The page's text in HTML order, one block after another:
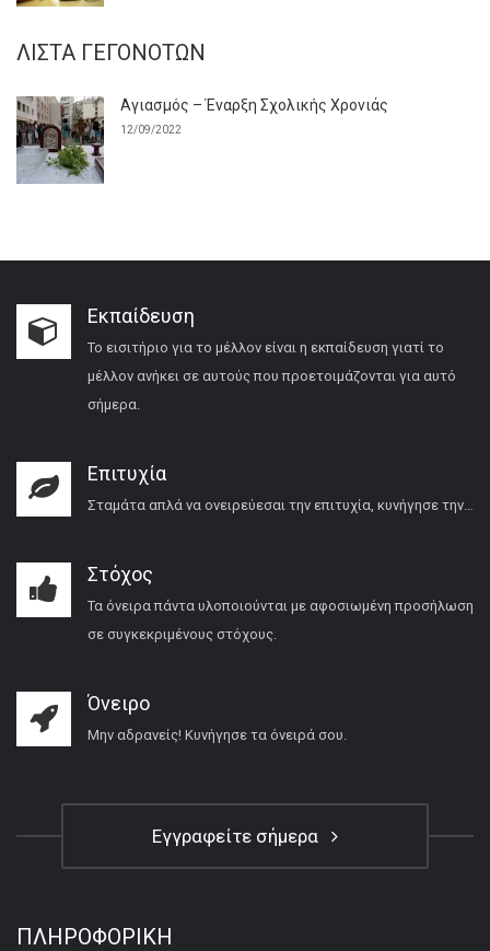
ΛΊΣΤΑ ΓΕΓΟΝΌΤΩΝ
Αγιασμός – Έναρξη Σχολικής Χρονιάς
12/09/2022
Εκπαίδευση
Το εισιτήριο για το μέλλον είναι η εκπαίδευση γιατί το
μέλλον ανήκει σε αυτούς που προετοιμάζονται για αυτό
σήμερα.
Επιτυχία
Σταμάτα απλά να ονειρεύεσαι την επιτυχία, κυνήγησε την…
Στόχος
Τα όνειρα πάντα υλοποιούνται με αφοσιωμένη προσήλωση
σε συγκεκριμένους στόχους.
Όνειρο
Μην αδρανείς! Κυνήγησε τα όνειρά σου.
Εγγραφείτε σήμερα
ΠΛΗΡΟΦΟΡΙΚΉ